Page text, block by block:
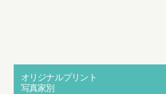
オリジナルプリント
写真家別